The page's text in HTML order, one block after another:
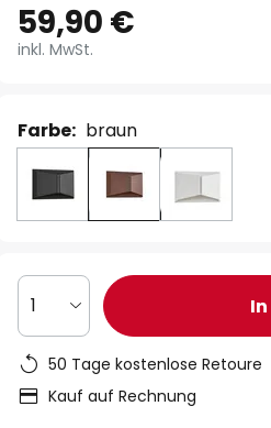
59,90 €
inkl. MwSt.
Farbe: braun
1
50 Tage kostenlose Retoure
Kauf auf Rechnung